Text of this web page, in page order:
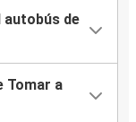
autobús de
Tomar a